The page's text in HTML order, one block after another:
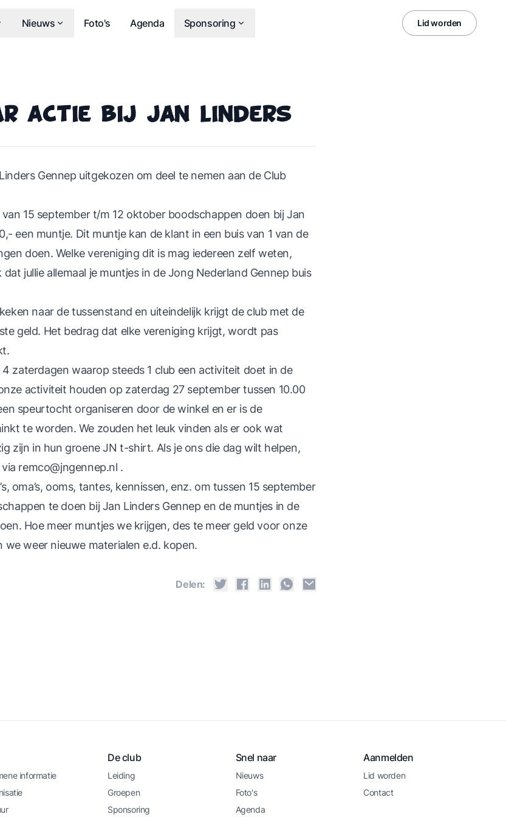
Nieuws Foto's Agenda Sponsoring Lid worden
Actie bij Jan Linders
Gennep uitgekozen om deel te nemen aan de Club
15 september t/m 12 oktober boodschappen doen bij Jan
een muntje. Dit muntje kan de klant in een buis van 1 van de
doen. Welke vereniging dit is mag iedereen zelf weten,
jullie allemaal je muntjes in de Jong Nederland Gennep buis
naar de tussenstand en uiteindelijk krijgt de club met de
geld. Het bedrag dat elke vereniging krijgt, wordt pas
zaterdagen waarop steeds 1 club een activiteit doet in de
activiteit houden op zaterdag 27 september tussen 10.00
speurtocht organiseren door de winkel en er is de
te worden. We zouden het leuk vinden als er ook wat
zijn in hun groene JN t-shirt. Als je ons die dag wilt helpen,
remco@jngennep.nl .
oma’s, ooms, tantes, kennissen, enz. om tussen 15 september
te doen bij Jan Linders Gennep en de muntjes in de
Hoe meer muntjes we krijgen, des te meer geld voor onze
we weer nieuwe materialen e.d. kopen.
Delen:
informatie
De club
Leiding
Groepen
Sponsoring
Snel naar
Nieuws
Foto's
Agenda
Aanmelden
Lid worden
Contact